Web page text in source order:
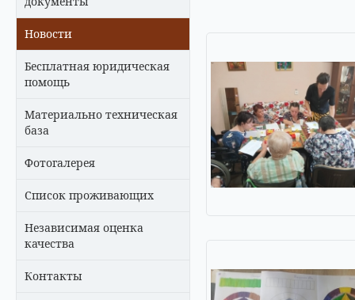
Новости
Бесплатная юридическая
помощь
Материально техническая
база
Фотогалерея
Список проживающих
Независимая оценка
качества
Контакты